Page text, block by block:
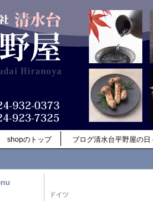
shopのトップ ブログ清水台平野屋の日
ドイツ